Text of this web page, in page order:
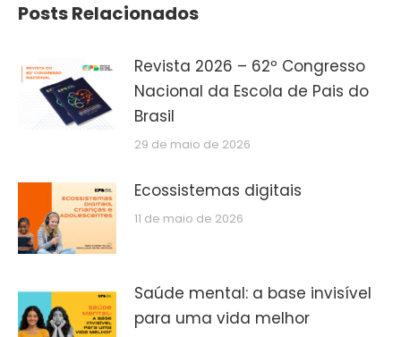
Posts Relacionados
Revista 2026 – 62º Congresso
Nacional da Escola de Pais do
Brasil
29 de maio de 2026
Ecossistemas digitais
11 de maio de 2026
Saúde mental: a base invisível
para uma vida melhor